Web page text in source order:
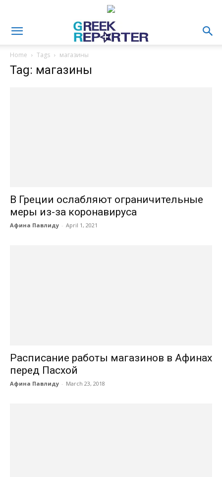
Home Tags магазины
Tag: магазины
В Греции ослабляют ограничительные
меры из-за коронавируса
Афина Павлиду - April 1, 2021
Расписание работы магазинов в Афинах
перед Пасхой
Афина Павлиду - March 23, 2018